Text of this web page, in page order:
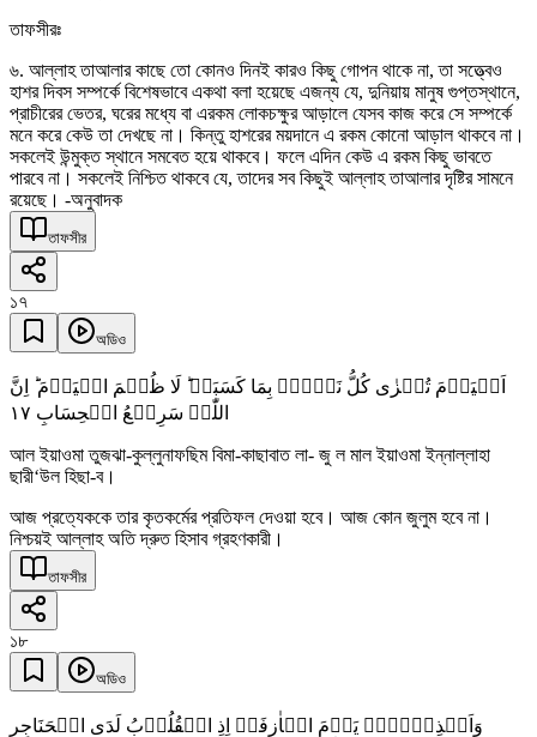
তাফসীরঃ
৬. আল্লাহ তাআলার কাছে তো কোনও দিনই কারও কিছু গোপন থাকে না, তা সত্ত্বেও
হাশর দিবস সম্পর্কে বিশেষভাবে একথা বলা হয়েছে এজন্য যে, দুনিয়ায় মানুষ গুপ্তস্থানে,
প্রাচীরের ভেতর, ঘরের মধ্যে বা এরকম লোকচক্ষুর আড়ালে যেসব কাজ করে সে সম্পর্কে
মনে করে কেউ তা দেখছে না। কিন্তু হাশরের ময়দানে এ রকম কোনো আড়াল থাকবে না।
সকলেই উন্মুক্ত স্থানে সমবেত হয়ে থাকবে। ফলে এদিন কেউ এ রকম কিছু ভাবতে
পারবে না। সকলেই নিশ্চিত থাকবে যে, তাদের সব কিছুই আল্লাহ তাআলার দৃষ্টির সামনে
রয়েছে। -অনুবাদক
তাফসীর
১৭
অডিও
اَلۡیَوۡمَ تُجۡزٰی کُلُّ نَفۡسٍۭ بِمَا کَسَبَتۡ ؕ لَا ظُلۡمَ الۡیَوۡمَ ؕ اِنَّ
اللّٰہَ سَرِیۡعُ الۡحِسَابِ ١٧
আল ইয়াওমা তুজঝা-কুল্লুনাফছিম বিমা-কাছাবাত লা- জু ল মাল ইয়াওমা ইন্নাল্লাহা
ছারী‘উল হিছা-ব।
আজ প্রত্যেককে তার কৃতকর্মের প্রতিফল দেওয়া হবে। আজ কোন জুলুম হবে না।
নিশ্চয়ই আল্লাহ অতি দ্রুত হিসাব গ্রহণকারী।
তাফসীর
১৮
অডিও
وَاَنۡذِرۡہُمۡ یَوۡمَ الۡاٰزِفَۃِ اِذِ الۡقُلُوۡبُ لَدَی الۡحَنَاجِرِ